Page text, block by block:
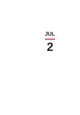
JUL
2